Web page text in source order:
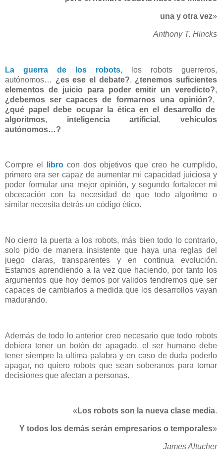
una y otra vez»
Anthony T. Hincks
La guerra de los robots, los robots guerreros,
autónomos… ¿es ese el debate?, ¿tenemos suficientes
elementos de juicio para poder emitir un veredicto?,
¿debemos ser capaces de formarnos una opinión?,
¿qué papel debe ocupar la ética en el desarrollo de
algoritmos, inteligencia artificial , vehículos
autónomos…?
Compre el libro con dos objetivos que creo he cumplido,
primero era ser capaz de aumentar mi capacidad juiciosa y
poder formular una mejor opinión, y segundo fortalecer mi
obcecación con la necesidad de que todo algoritmo o
similar necesita detrás un código ético.
No cierro la puerta a los robots, más bien todo lo contrario,
solo pido de manera insistente que haya una reglas del
juego claras, transparentes y en continua evolución.
Estamos aprendiendo a la vez que haciendo, por tanto los
argumentos que hoy demos por validos tendremos que ser
capaces de cambiarlos a medida que los desarrollos vayan
madurando.
Además de todo lo anterior creo necesario que todo robots
debiera tener un botón de apagado, el ser humano debe
tener siempre la ultima palabra y en caso de duda poderlo
apagar, no quiero robots que sean soberanos para tomar
decisiones que afectan a personas.
« Los robots son la nueva clase media.
Y todos los demás serán empresarios o temporales»
James Altucher